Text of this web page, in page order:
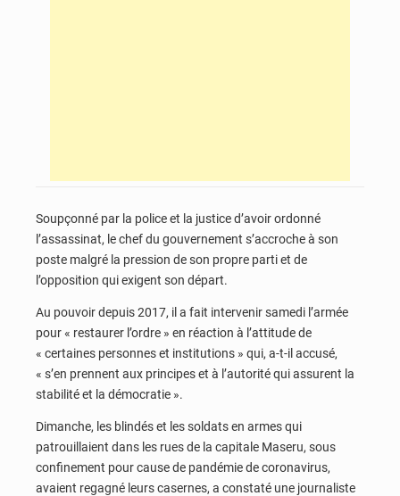
Soupçonné par la police et la justice d’avoir ordonné
l’assassinat, le chef du gouvernement s’accroche à son
poste malgré la pression de son propre parti et de
l’opposition qui exigent son départ.
Au pouvoir depuis 2017, il a fait intervenir samedi l’armée
pour « restaurer l’ordre » en réaction à l’attitude de
« certaines personnes et institutions » qui, a-t-il accusé,
« s’en prennent aux principes et à l’autorité qui assurent la
stabilité et la démocratie ».
Dimanche, les blindés et les soldats en armes qui
patrouillaient dans les rues de la capitale Maseru, sous
confinement pour cause de pandémie de coronavirus,
avaient regagné leurs casernes, a constaté une journaliste